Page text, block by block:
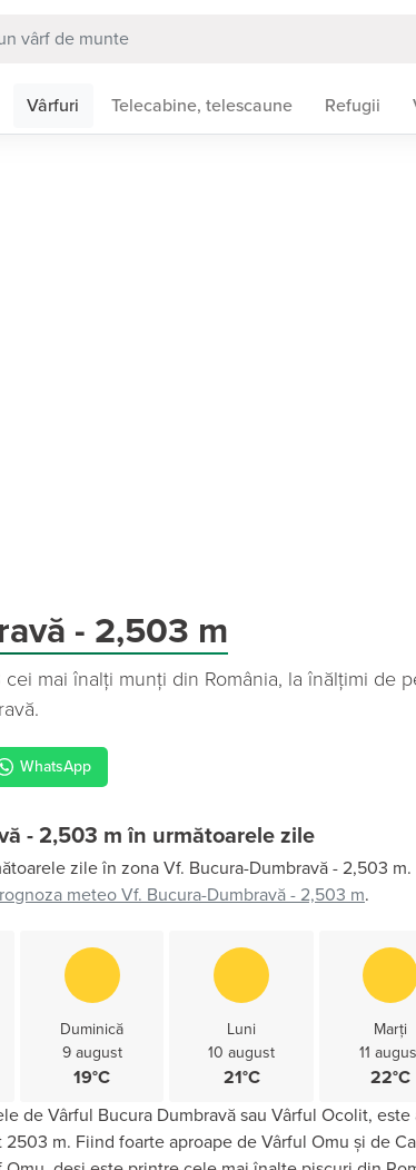
Vârfuri Telecabine, telescaune Refugii
- 2,503 m
mai înalți munți din România, la înălțimi de
WhatsApp
- 2,503 m în următoarele zile
zile în zona Vf. Bucura-Dumbravă - 2,503
meteo Vf. Bucura-Dumbravă - 2,503 m.
Duminică
9 august
19°C
Luni
10 august
21°C
Marți
11
22°C
de Vârful Bucura Dumbravă sau Vârful Ocolit,
m. Fiind foarte aproape de Vârful Omu și de